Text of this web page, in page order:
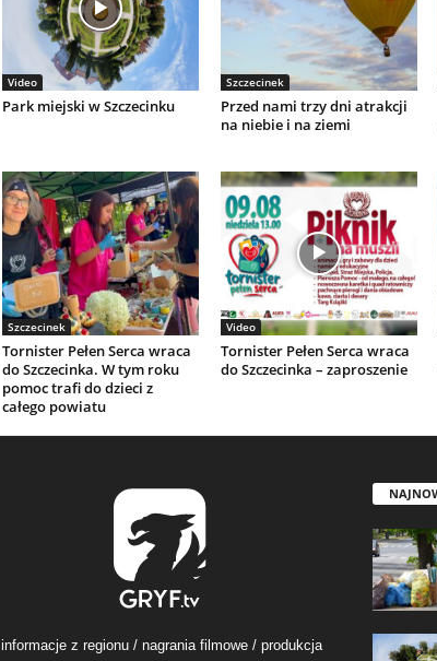
Video
Park miejski w Szczecinku
Szczecinek
Przed nami trzy dni atrakcji
na niebie i na ziemi
Szczecinek
Tornister Pełen Serca wraca
do Szczecinka. W tym roku
pomoc trafi do dzieci z
całego powiatu
Video
Tornister Pełen Serca wraca
do Szczecinka – zaproszenie
informacje z regionu / nagrania filmowe / produkcja